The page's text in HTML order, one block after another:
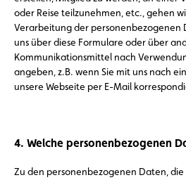
oder Reise teilzunehmen, etc., gehen
Verarbeitung der personenbezogenen
uns über diese Formulare oder über
Kommunikationsmittel nach
angeben, z.B. wenn Sie mit uns nach
unsere Webseite per E-Mail
4. Welche personenbezogenen
Zu den personenbezogenen Daten,